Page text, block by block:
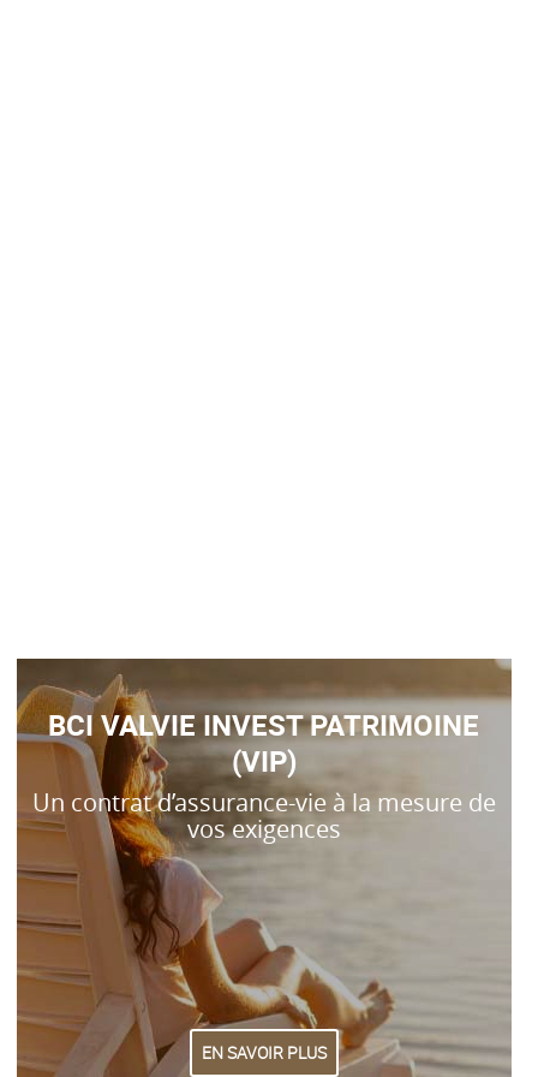
BCI VALVIE INVEST PATRIMOINE
(VIP)
Un contrat d’assurance-vie à la mesure de
vos exigences
EN SAVOIR PLUS